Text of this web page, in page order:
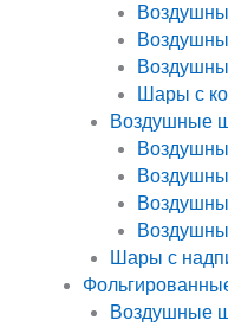
Шары с
Воздушные
Шары с
Воздушные